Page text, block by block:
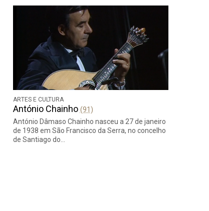
ARTES E CULTURA
António Chainho (91)
António Dâmaso Chainho nasceu a 27 de janeiro
de 1938 em São Francisco da Serra, no concelho
de Santiago do…